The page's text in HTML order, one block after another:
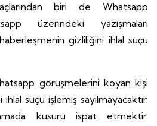
biri de Whatsapp
üzerindeki yazışmaları
gizliliğini ihlal suçu
görüşmelerini koyan kişi
suçu işlemiş sayılmayacaktır.
kusuru ispat etmektir.